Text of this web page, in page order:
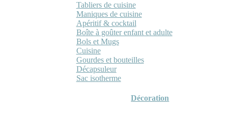
Tabliers de cuisine
Maniques de cuisine
Apéritif & cocktail
Boîte à goûter enfant et adulte
Bols et Mugs
Cuisine
Gourdes et bouteilles
Décapsuleur
Sac isotherme
Décoration